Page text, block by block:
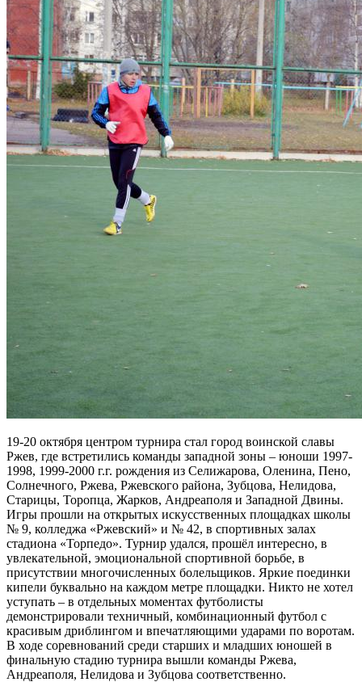
19-20 октября центром турнира стал город воинской славы
Ржев, где встретились команды западной зоны – юноши 1997-
1998, 1999-2000 г.г. рождения из Селижарова, Оленина, Пено,
Солнечного, Ржева, Ржевского района, Зубцова, Нелидова,
Старицы, Торопца, Жарков, Андреаполя и Западной Двины.
Игры прошли на открытых искусственных площадках школы
№ 9, колледжа «Ржевский» и № 42, в спортивных залах
стадиона «Торпедо». Турнир удался, прошёл интересно, в
увлекательной, эмоциональной спортивной борьбе, в
присутствии многочисленных болельщиков. Яркие поединки
кипели буквально на каждом метре площадки. Никто не хотел
уступать – в отдельных моментах футболисты
демонстрировали техничный, комбинационный футбол с
красивым дриблингом и впечатляющими ударами по воротам.
В ходе соревнований среди старших и младших юношей в
финальную стадию турнира вышли команды Ржева,
Андреаполя, Нелидова и Зубцова соответственно.